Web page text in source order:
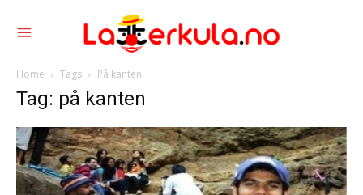
Home Tags På kanten
Tag: på kanten